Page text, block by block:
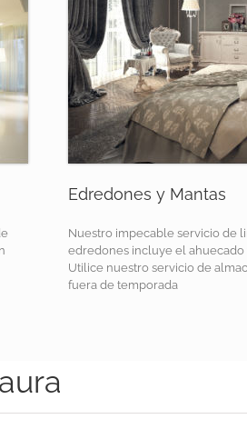
Edredones y Mantas
Nuestro impecable servicio de
edredones incluye el ahuecado
Utilice nuestro servicio de
fuera de temporada